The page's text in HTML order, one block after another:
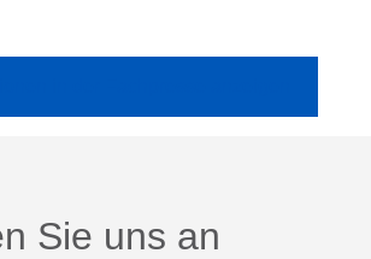
Sie uns an